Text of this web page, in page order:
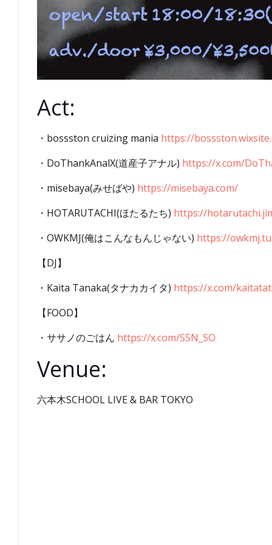
Act:
・bossston cruizing mania https://
・DoThankAnalX(道産子アナル) https://x.com/
・misebaya(みせばや) https://misebaya.com/
・HOTARUTACHI(ほたるたち) https://
・OWKMJ(俺はこんなもんじゃない) https://
【DJ】
・Kaita Tanaka(タナカカイタ) https://x.com/
【FOOD】
・ササノのごはん https://x.com/SSN_SO
Venue:
六本木SCHOOL LIVE & BAR TOKYO